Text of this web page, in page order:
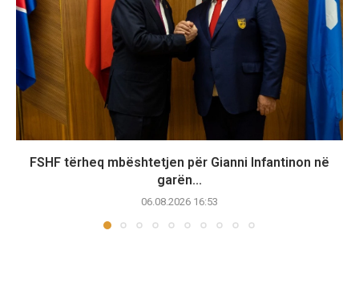
FSHF tërheq mbështetjen për Gianni Infantinon në
garën...
06.08.2026 16:53